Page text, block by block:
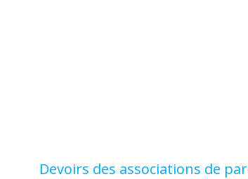
Devoirs des associations de